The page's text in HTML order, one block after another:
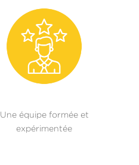
Une équipe formée et
expérimentée